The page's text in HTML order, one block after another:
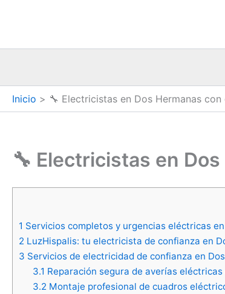
Inicio 🔧 Electricistas en Dos Hermanas
🔧 Electricistas en
1 Servicios completos y urgencias eléctricas
2 LuzHispalis: tu electricista de confianza en
3 Servicios de electricidad de confianza en
3.1 Reparación segura de averías eléctricas
3.2 Montaje profesional de cuadros